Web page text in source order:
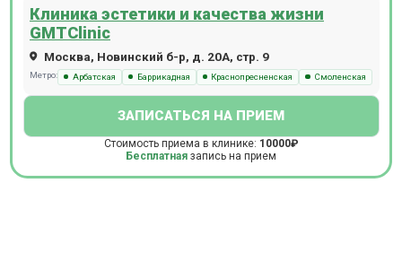
Клиника эстетики и качества жизни
GMTClinic
Москва, Новинский б-р, д. 20А, стр. 9
Метро: Арбатская Баррикадная Краснопресненская Смоленская
ЗАПИСАТЬСЯ НА ПРИЕМ
Стоимость приема в клинике: 10000₽
Бесплатная запись на прием